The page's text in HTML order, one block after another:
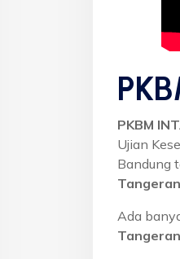
PKBM
Ujian
Bandung
Ada